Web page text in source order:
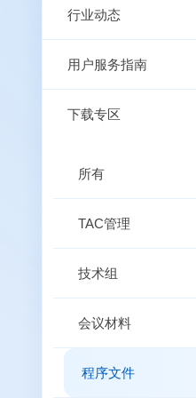
行业动态
用户服务指南
下载专区
所有
TAC管理
技术组
会议材料
程序文件